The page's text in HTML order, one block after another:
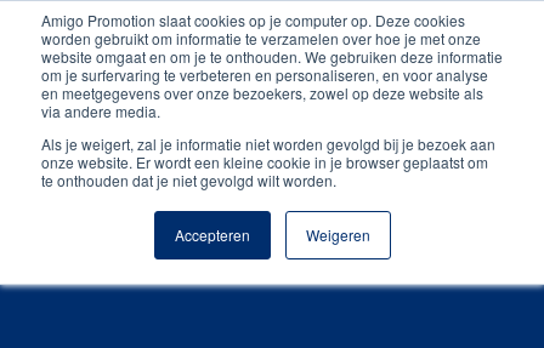
Amigo Promotion slaat cookies op je computer op. Deze cookies
worden gebruikt om informatie te verzamelen over hoe je met onze
website omgaat en om je te onthouden. We gebruiken deze informatie
om je surfervaring te verbeteren en personaliseren, en voor analyse
en meetgegevens over onze bezoekers, zowel op deze website als
via andere media.
Als je weigert, zal je informatie niet worden gevolgd bij je bezoek aan
onze website. Er wordt een kleine cookie in je browser geplaatst om
te onthouden dat je niet gevolgd wilt worden.
Accepteren Weigeren
Persoonlijk contact
Unieke producten